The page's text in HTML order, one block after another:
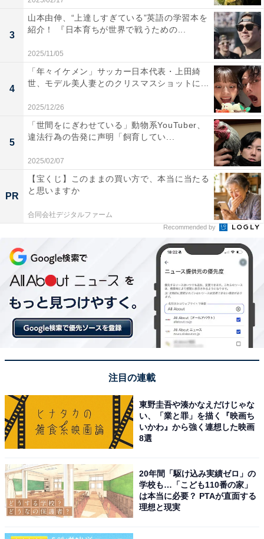
3
山本由伸、“上達しすぎている”英語の学習本を
紹介！ 『日本育ちが世界で戦うための...
2025/11/05
4
「年々イケメン」サッカー日本代表・上田綺
世、モデル美人妻とのクリスマスショットに...
2025/12/26
5
「世間をにぎわせている」動物系YouTuber、
違法行為の告発に声明「飼育してい...
2025/02/07
PR
【宝くじ】このままの買い方で、本当に当たる
と思いますか
合同会社デジタルファーム
Recommended by
注目の連載
東野圭吾や湊かなえだけじゃな
い、「業と罪」を描く『映画ち
いかわ』から強く連想した映画
8選
20年間「駆け込み実績ゼロ」の
学校も…「こども110番の家」
は本当に必要？ PTAが直面する
理想と現実